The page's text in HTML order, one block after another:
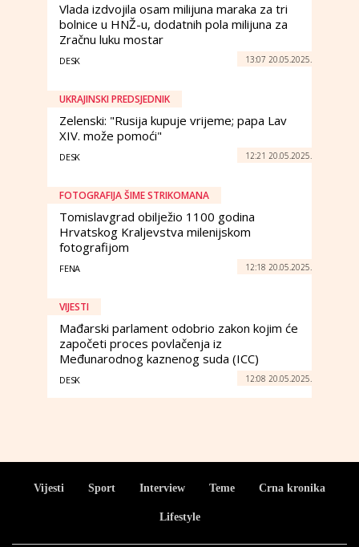
Vlada izdvojila osam milijuna maraka za tri
bolnice u HNŽ-u, dodatnih pola milijuna za
Zračnu luku mostar
DESK 13:07 20.05.2025.
UKRAJINSKI PREDSJEDNIK
Zelenski: "Rusija kupuje vrijeme; papa Lav
XIV. može pomoći"
DESK 12:21 20.05.2025.
FOTOGRAFIJA ŠIME STRIKOMANA
Tomislavgrad obilježio 1100 godina
Hrvatskog Kraljevstva milenijskom
fotografijom
FENA 12:18 20.05.2025.
VIJESTI
Mađarski parlament odobrio zakon kojim će
započeti proces povlačenja iz
Međunarodnog kaznenog suda (ICC)
DESK 12:08 20.05.2025.
Vijesti Sport Interview Teme Crna kronika
Lifestyle